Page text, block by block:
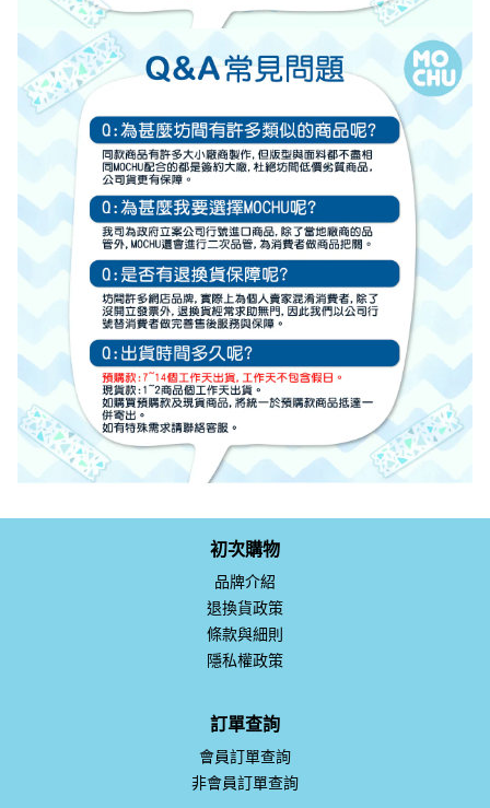
初次購物
品牌介紹
退換貨政策
條款與細則
隱私權政策
訂單查詢
會員訂單查詢
非會員訂單查詢